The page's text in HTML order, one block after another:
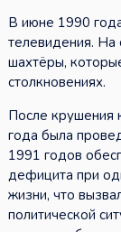
В июне 1990
телевидения. На
шахтёры,
столкновениях.
После крушения
года была
1991 годов
дефицита при
жизни, что
политической